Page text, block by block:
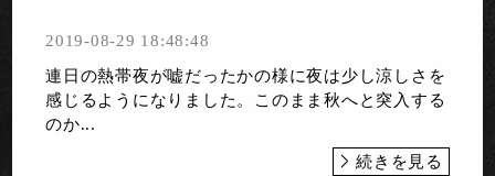
2019-08-29 18:48:48
連日の熱帯夜が嘘だったかの様に夜は少し涼しさを
感じるようになりました。このまま秋へと突入する
のか...
続きを見る